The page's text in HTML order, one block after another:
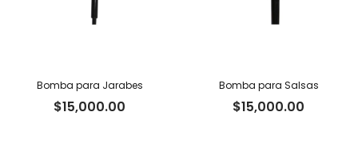
Bomba para Jarabes
$15,000.00
Bomba para Salsas
$15,000.00